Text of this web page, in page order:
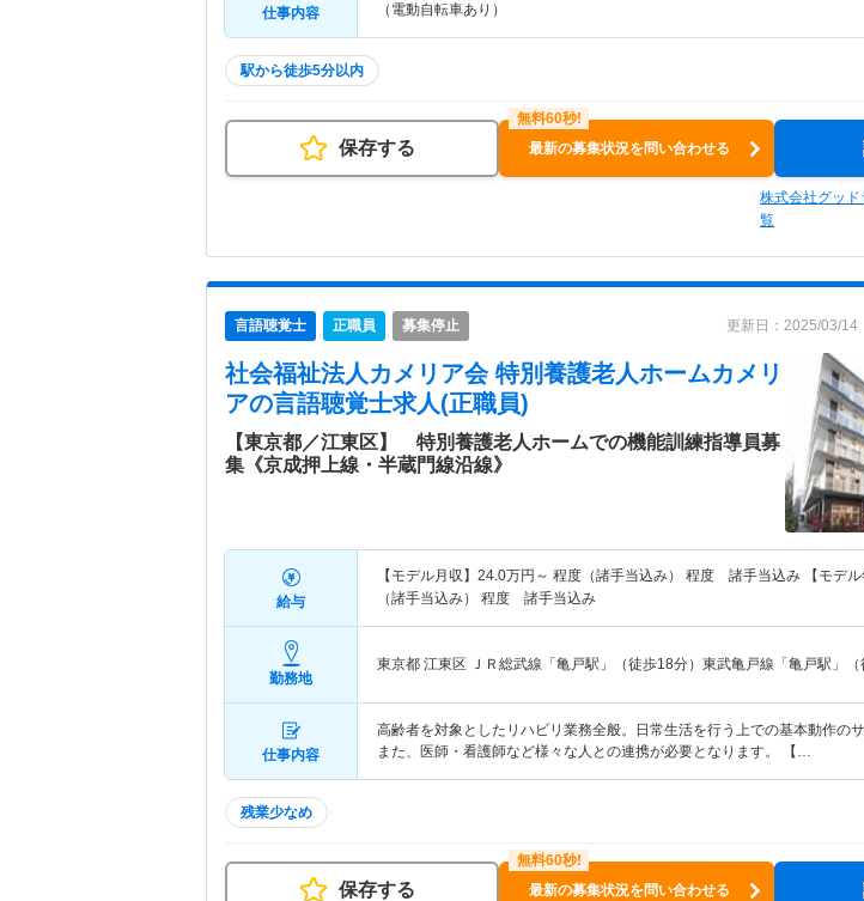
仕事内容
（電動自転車あり）
駅から徒歩5分以内
保存する 最新の募集状況を問い合わせる
株式会社グッ
覧
言語聴覚士 正職員 募集停止 更新日：2025/03/
社会福祉法人カメリア会 特別養護老人ホームカメリ
アの言語聴覚士求人(正職員)
【東京都／江東区】 特別養護老人ホームでの機能訓練指導員募
集《京成押上線・半蔵門線沿線》
給与
【モデル月収】 24.0万円～ 程度（諸手当込み） 程度 諸手当込み 【モデル
（諸手当込み） 程度 諸手当込み
勤務地
東京都 江東区 ＪＲ総武線「亀戸駅」（徒歩18分）東武亀戸線「亀戸駅」（
仕事内容
高齢者を対象としたリハビリ業務全般。日常生活を行う上での基本動作の
また、医師・看護師など様々な人との連携が必要となります。 【…
残業少なめ
保存する 最新の募集状況を問い合わせる